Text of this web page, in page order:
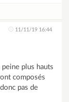
11/11/19 16:44
plus hauts
composés
pas de